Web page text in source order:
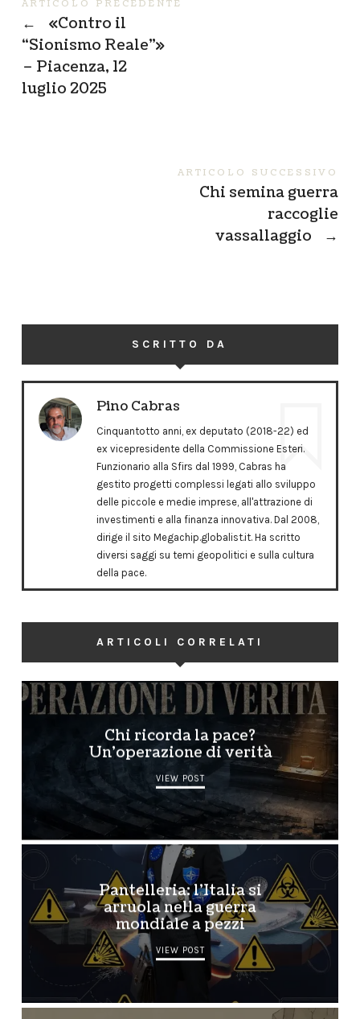
ARTICOLO PRECEDENTE
←
«Contro il
“Sionismo Reale”»
– Piacenza, 12
luglio 2025
ARTICOLO SUCCESSIVO
Chi semina guerra
raccoglie
vassallaggio
→
SCRITTO DA
Pino Cabras
Cinquantotto anni, ex deputato (2018-22) ed
ex vicepresidente della Commissione Esteri.
Funzionario alla Sfirs dal 1999, Cabras ha
gestito progetti complessi legati allo sviluppo
delle piccole e medie imprese, all'attrazione di
investimenti e alla finanza innovativa. Dal 2008,
dirige il sito Megachip.globalist.it. Ha scritto
diversi saggi su temi geopolitici e sulla cultura
della pace.
ARTICOLI CORRELATI
Chi ricorda la pace?
Un’operazione di verità
VIEW POST
Pantelleria: l’Italia si
arruola nella guerra
mondiale a pezzi
VIEW POST